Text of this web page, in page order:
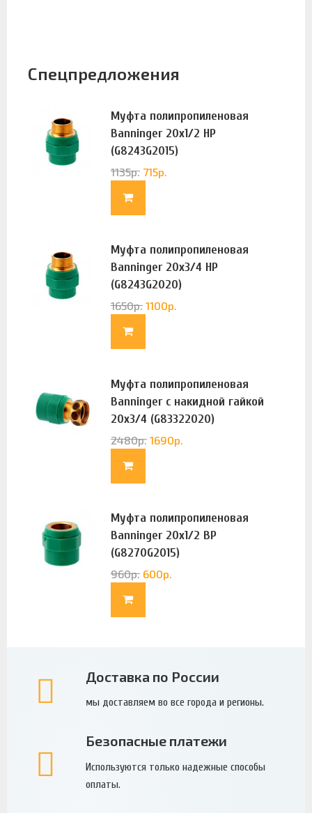
Спецпредложения
Муфта полипропиленовая
Banninger 20х1/2 НР
(G8243G2015)
1135р. 715р.
Муфта полипропиленовая
Banninger 20х3/4 НР
(G8243G2020)
1650р. 1100р.
Муфта полипропиленовая
Banninger с накидной гайкой
20х3/4 (G83322020)
2480р. 1690р.
Муфта полипропиленовая
Banninger 20х1/2 ВР
(G8270G2015)
960р. 600р.
Доставка по России
мы доставляем во все города и регионы.
Безопасные платежи
Используются только надежные способы
оплаты.